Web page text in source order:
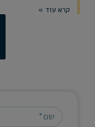
קרא עוד »